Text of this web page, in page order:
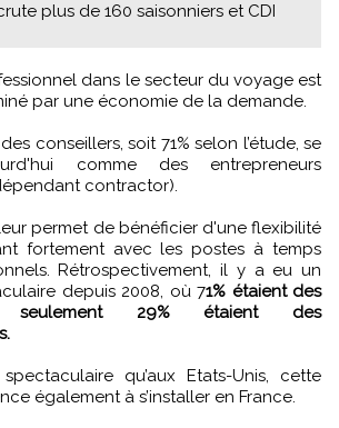
plus de 160 saisonniers et CDI
par une économie de la demande.
conseillers, soit 71% selon l’étude, se
comme des entrepreneurs
contractor).
permet de bénéficier d'une flexibilité
fortement avec les postes à temps
Rétrospectivement, il y a eu un
depuis 2008, où 71% étaient des
seulement 29% étaient des
qu’aux Etats-Unis, cette
également à s’installer en France.